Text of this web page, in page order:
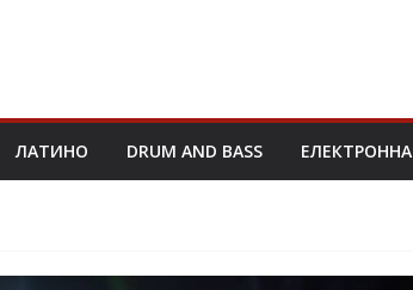
ЛАТИНО DRUM AND BASS ЕЛЕКТРОННА